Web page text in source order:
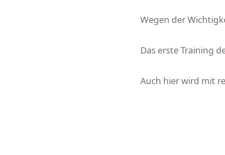
Wegen der
Das erste Training
Auch hier wird mit